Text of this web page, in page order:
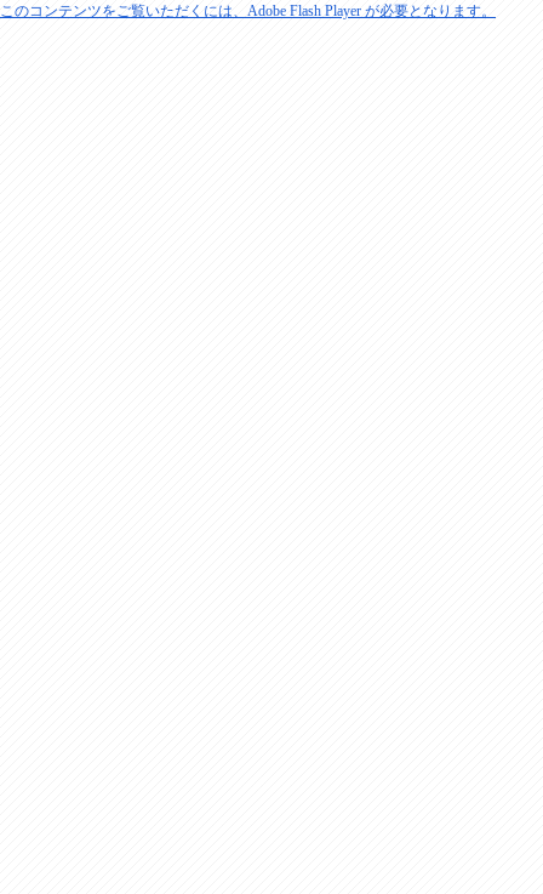
このコンテンツをご覧いただくには、Adobe Flash Player が必要となります。